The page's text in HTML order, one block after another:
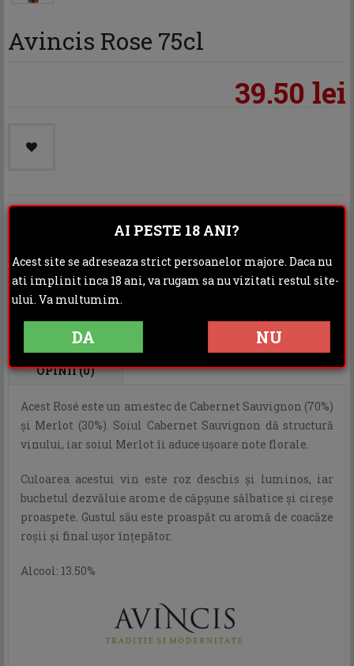
Avincis Rose 75cl
39.50 lei
Distribuie:
Rating:
DESCRIERE INFORMATII ADITIONALE
OPINII (0)
Acest Rosé este un amestec de Cabernet Sauvignon (70%)
şi Merlot (30%). Soiul Cabernet Sauvignon dă structură
vinului, iar soiul Merlot îi aduce uşoare note florale.
Culoarea acestui vin este roz deschis şi luminos, iar
buchetul dezvăluie arome de căpşune sălbatice şi cireşe
proaspete. Gustul său este proaspăt cu aromă de coacăze
roşii şi final uşor înţepător.
Alcool: 13.50%
AI PESTE 18 ANI?
Acest site se adreseaza strict persoanelor majore. Daca nu
ati implinit inca 18 ani, va rugam sa nu vizitati restul site-
ului. Va multumim.
DA NU